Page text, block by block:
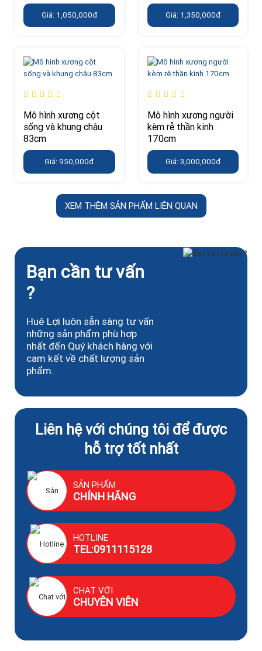
Giá: 1,050,000đ Giá: 1,350,000đ
Mô hình xương cột
sống và khung chậu
83cm
Giá: 950,000đ
Mô hình xương người
kèm rễ thần kinh
170cm
Giá: 3,000,000đ
XEM THÊM SẢN PHẨM LIÊN QUAN
Bạn cần tư vấn
?
Huê Lợi luôn sẵn sàng tư vấn
những sản phẩm phù hợp
nhất đến Quý khách hàng với
cam kết về chất lượng sản
phẩm.
Liên hệ với chúng tôi để được
hỗ trợ tốt nhất
SẢN PHẨM
CHÍNH HÃNG
HOTLINE
TEL:0911115128
CHAT VỚI
CHUYÊN VIÊN